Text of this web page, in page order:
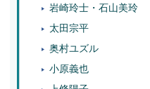
岩崎玲士・石山美玲
太田宗平
奥村ユズル
小原義也